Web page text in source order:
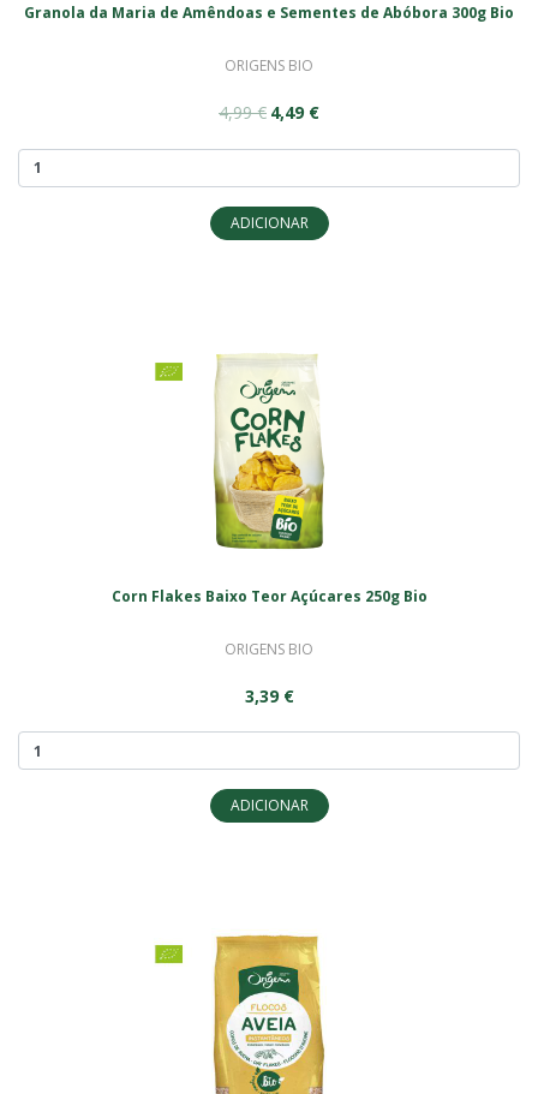
Granola da Maria de Amêndoas e Sementes de Abóbora 300g Bio
ORIGENS BIO
4,99 € 4,49 €
ADICIONAR
Corn Flakes Baixo Teor Açúcares 250g Bio
ORIGENS BIO
3,39 €
ADICIONAR